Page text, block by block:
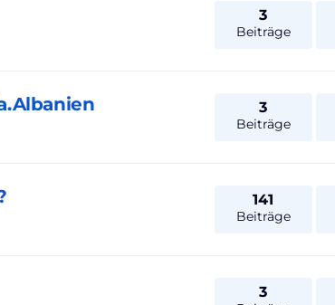
3
Beiträge
3
Beiträge
141
Beiträge
3